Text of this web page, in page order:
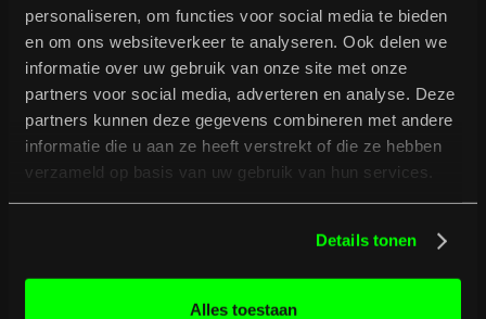
personaliseren, om functies voor social media te bieden
en om ons websiteverkeer te analyseren. Ook delen we
informatie over uw gebruik van onze site met onze
partners voor social media, adverteren en analyse. Deze
partners kunnen deze gegevens combineren met andere
informatie die u aan ze heeft verstrekt of die ze hebben
verzameld op basis van uw gebruik van hun services.
Details tonen
Alles toestaan